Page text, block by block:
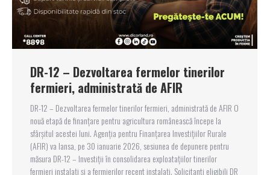
DR-12 – Dezvoltarea fermelor tinerilor
fermieri, administrată de AFIR
DR-12 – Dezvoltarea fermelor tinerilor fermieri, administrată de AFIR O
nouă etapă de finanțare pentru agricultura românească începe la
sfârșitul acestei luni. Agenția pentru Finanțarea Investițiilor Rurale
(AFIR) va lansa, pe 30 ianuarie 2026, sesiunea de depunere pentru
măsura DR-12 – Investiții în consolidarea exploatațiilor tinerilor
fermieri instalați și a fermierilor recent instalați. Solicitanti eligibili DR